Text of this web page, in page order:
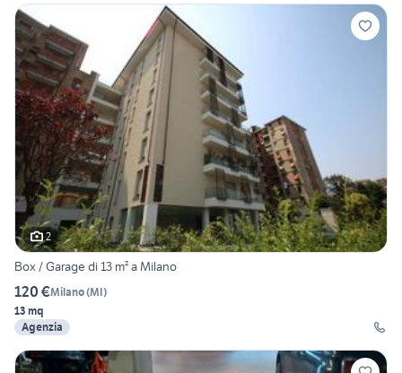
2
Box / Garage di 13 m² a Milano
120 €Milano(MI)
13 mq
Agenzia